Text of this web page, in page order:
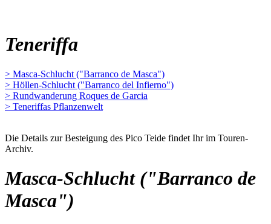
Teneriffa
> Masca-Schlucht ("Barranco de Masca")
> Höllen-Schlucht ("Barranco del Infierno")
> Rundwanderung Roques de Garcia
> Teneriffas Pflanzenwelt
Die Details zur Besteigung des Pico Teide findet Ihr im Touren-
Archiv.
Masca-Schlucht ("Barranco de
Masca")